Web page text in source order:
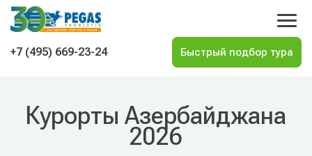
На главную
+7 (495) 669-23-24
Курорты Азербайджана
2026